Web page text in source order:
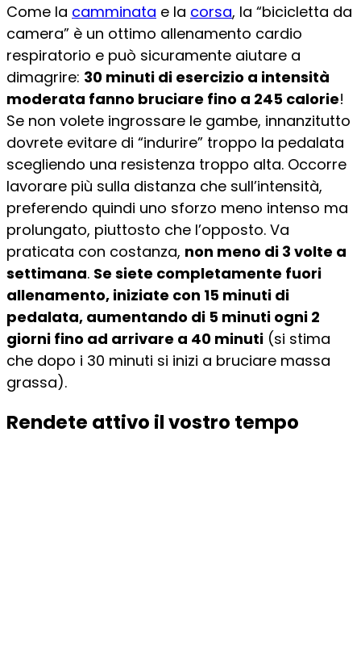
Come la camminata e la corsa, la “bicicletta da
camera” è un ottimo allenamento cardio
respiratorio e può sicuramente aiutare a
dimagrire: 30 minuti di esercizio a intensità
moderata fanno bruciare fino a 245 calorie!
Se non volete ingrossare le gambe, innanzitutto
dovrete evitare di “indurire” troppo la pedalata
scegliendo una resistenza troppo alta. Occorre
lavorare più sulla distanza che sull’intensità,
preferendo quindi uno sforzo meno intenso ma
prolungato, piuttosto che l’opposto. Va
praticata con costanza, non meno di 3 volte a
settimana. Se siete completamente fuori
allenamento, iniziate con 15 minuti di
pedalata, aumentando di 5 minuti ogni 2
giorni fino ad arrivare a 40 minuti (si stima
che dopo i 30 minuti si inizi a bruciare massa
grassa).
Rendete attivo il vostro tempo